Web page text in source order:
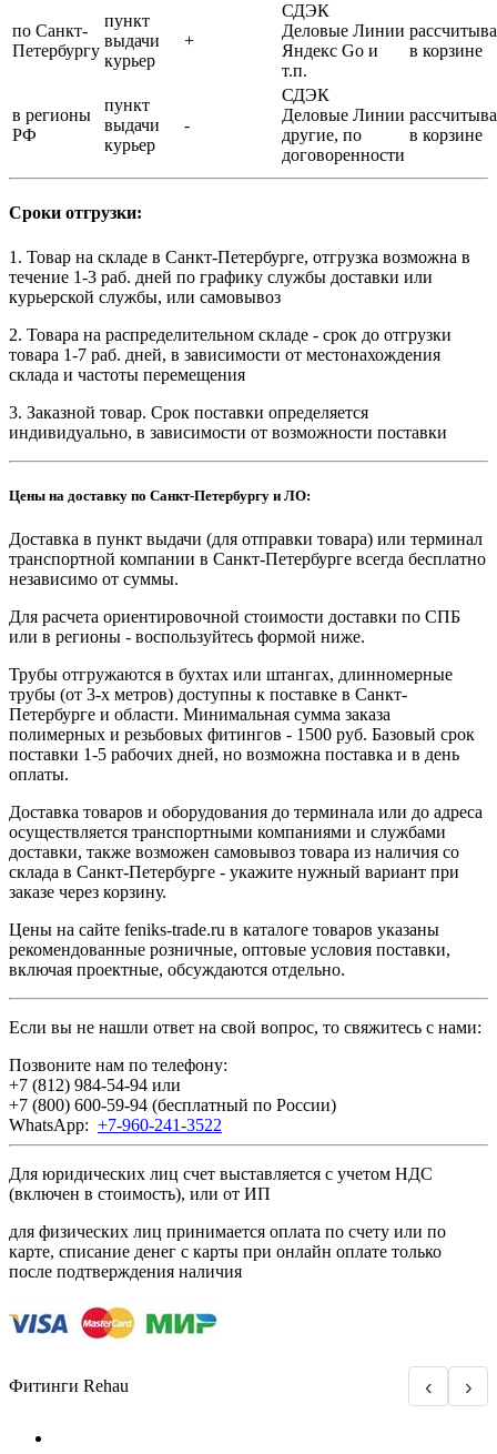
по Санкт-
Петербургу
пункт
выдачи
курьер
+
СДЭК
Деловые Линии
Яндекс Go и
т.п.
в корзине
в регионы
РФ
пункт
выдачи
курьер
-
СДЭК
Деловые Линии
другие, по
договоренности
в корзине
Сроки отгрузки:
1. Товар на складе в Санкт-Петербурге, отгрузка возможна в
течение 1-3 раб. дней по графику службы доставки или
курьерской службы, или самовывоз
2. Товара на распределительном складе - срок до отгрузки
товара 1-7 раб. дней, в зависимости от местонахождения
склада и частоты перемещения
3. Заказной товар. Срок поставки определяется
индивидуально, в зависимости от возможности поставки
Цены на доставку по Санкт-Петербургу и ЛО:
Доставка в пункт выдачи (для отправки товара) или терминал
транспортной компании в Санкт-Петербурге всегда бесплатно
независимо от суммы.
Для расчета ориентировочной стоимости доставки по СПБ
или в регионы - воспользуйтесь формой ниже.
Трубы отгружаются в бухтах или штангах, длинномерные
трубы (от 3-х метров) доступны к поставке в Санкт-
Петербурге и области. Минимальная сумма заказа
полимерных и резьбовых фитингов - 1500 руб. Базовый срок
поставки 1-5 рабочих дней, но возможна поставка и в день
оплаты.
Доставка товаров и оборудования до терминала или до адреса
осуществляется транспортными компаниями и службами
доставки, также возможен самовывоз товара из наличия со
склада в Санкт-Петербурге - укажите нужный вариант при
заказе через корзину.
Цены на сайте feniks-trade.ru в каталоге товаров указаны
рекомендованные розничные, оптовые условия поставки,
включая проектные, обсуждаются отдельно.
Если вы не нашли ответ на свой вопрос, то свяжитесь с нами:
Позвоните нам по телефону:
+7 (812) 984-54-94 или
+7 (800) 600-59-94 (бесплатный по России)
WhatsApp: +7-960-241-3522
Для юридических лиц счет выставляется с учетом НДС
(включен в стоимость), или от ИП
для физических лиц принимается оплата по счету или по
карте, списание денег с карты при онлайн оплате только
после подтверждения наличия
Фитинги Rehau ‹ ›